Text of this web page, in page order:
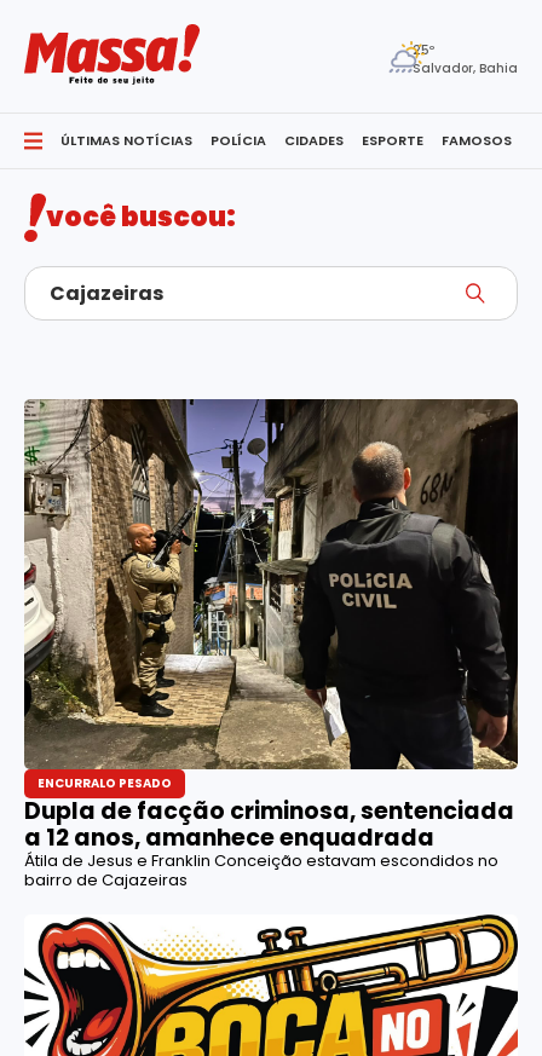
25º
Salvador, Bahia
ÚLTIMAS NOTÍCIAS POLÍCIA CIDADES ESPORTE FAMOSOS
você buscou:
ENCURRALO PESADO
Dupla de facção criminosa, sentenciada
a 12 anos, amanhece enquadrada
Átila de Jesus e Franklin Conceição estavam escondidos no
bairro de Cajazeiras